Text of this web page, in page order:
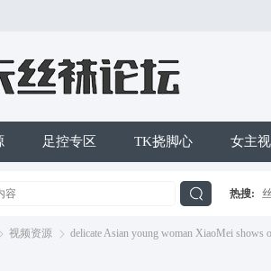
足控专区 TK挠脚心 女主
热搜:
视频资源 delicate Asian young woman XiaoMei shows